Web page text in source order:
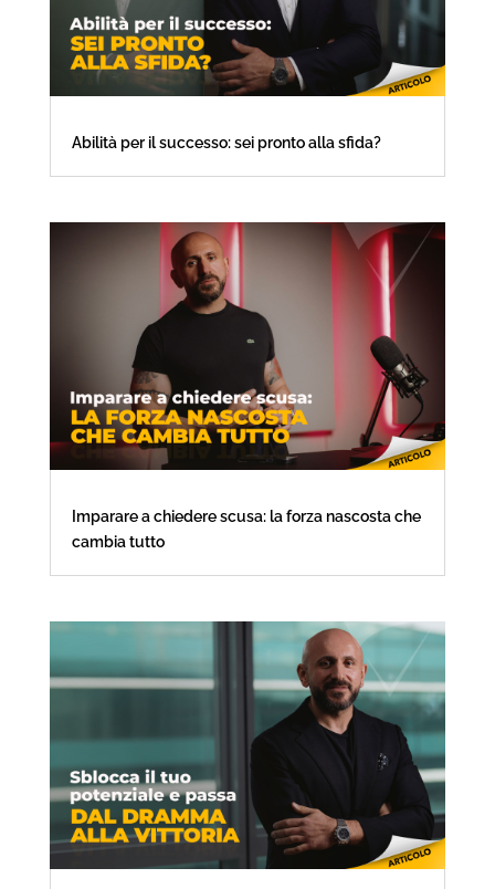
Abilità per il successo: sei pronto alla sfida?
Imparare a chiedere scusa: la forza nascosta che
cambia tutto